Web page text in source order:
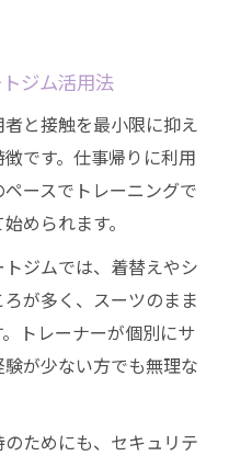
ジム活用法
と接触を最小限に抑え
です。仕事帰りに利用
ースでトレーニングで
められます。
ジムでは、着替えやシ
が多く、スーツのまま
トレーナーが個別にサ
が少ない方でも無理な
ためにも、セキュリテ